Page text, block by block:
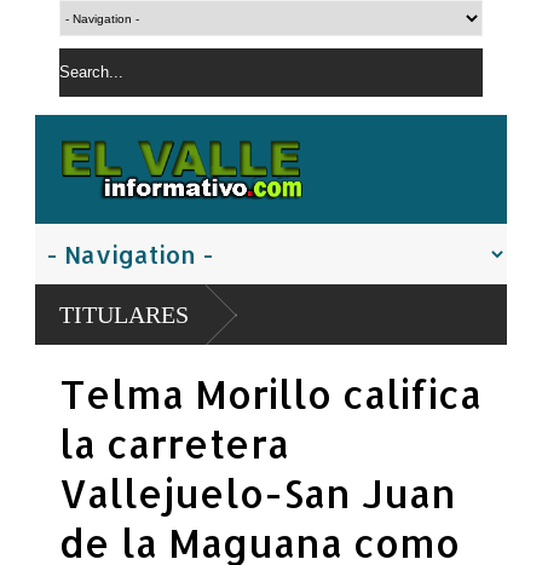
TITULARES
Telma Morillo califica
la carretera
Vallejuelo-San Juan
de la Maguana como